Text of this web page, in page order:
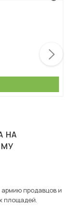
НА
продавцов и
площадей.